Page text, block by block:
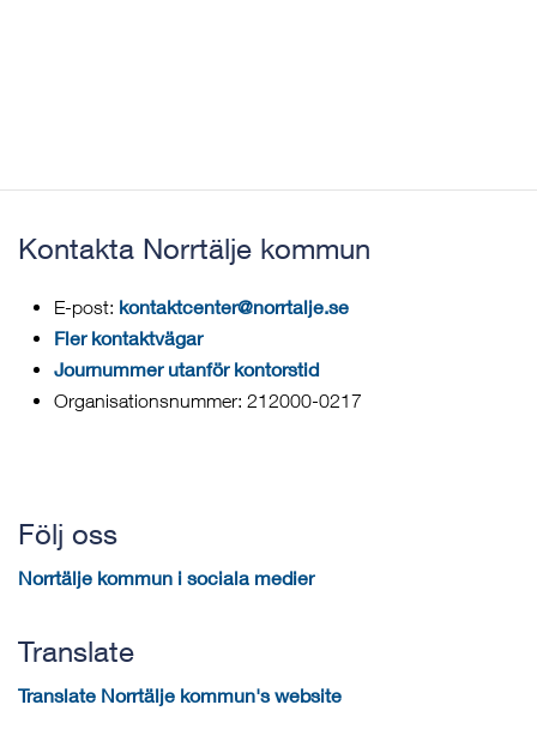
Kontakta Norrtälje kommun
E-post: kontaktcenter@norrtalje.se
Fler kontaktvägar
Journummer utanför kontorstid
Organisationsnummer: 212000-0217
Följ oss
Norrtälje kommun i sociala medier
Translate
Translate Norrtälje kommun's website